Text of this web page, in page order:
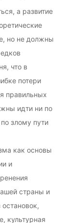
а развитие
но не должны
что в
потери
правильных
идти ни по
злому пути
как основы
и
страны и
культурная